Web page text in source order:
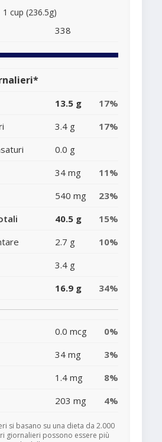
1 cup (236.5g)
338
13.5 g
17%
3.4 g
17%
0.0 g
34 mg
11%
540 mg
23%
40.5 g
15%
2.7 g
10%
3.4 g
16.9 g 34%
0.0 mcg
0%
34 mg
3%
1.4 mg
8%
203 mg 4%
si basano su una dieta da 2.000
giornalieri possono essere più